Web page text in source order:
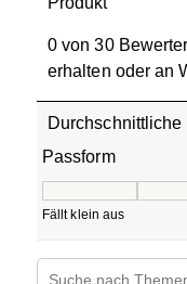
0 von 30
erhalten oder an
Passform
Fällt klein aus
Themen und